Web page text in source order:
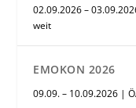
02.09.2026 –
weit
EMOKON 2026
09.09. – 10.09.2026 |